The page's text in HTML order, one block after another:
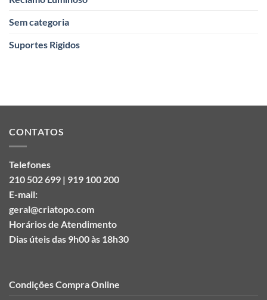
Sem categoria
Suportes Rigidos
CONTATOS
Telefones
210 502 699 | 919 100 200
E-mail:
geral@criatopo.com
Horários de Atendimento
Dias úteis das 9h00 às 18h30
Condições Compra Online